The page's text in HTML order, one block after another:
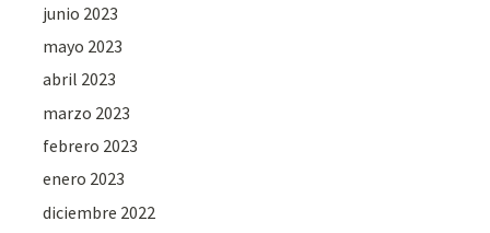
junio 2023
mayo 2023
abril 2023
marzo 2023
febrero 2023
enero 2023
diciembre 2022